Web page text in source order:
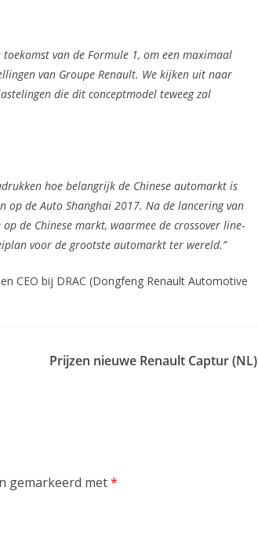
van de Formule 1, om een maximaal
van Groupe Renault. We kijken uit naar
die dit conceptmodel teweeg zal
hoe belangrijk de Chinese automarkt is
op de Auto Shanghai 2017. Na de lancering van
de Chinese markt, waarmee de crossover line-
voor de grootste automarkt ter wereld.”
CEO bij DRAC (Dongfeng Renault Automotive
Prijzen nieuwe Renault Captur (NL)
gemarkeerd met*